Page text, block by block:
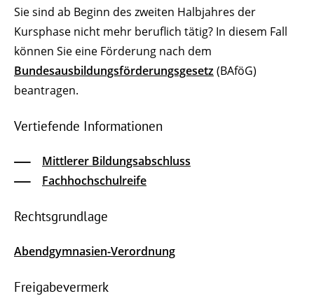
Sie sind ab Beginn des zweiten Halbjahres der
Kursphase nicht mehr beruflich tätig? In diesem Fall
können Sie eine Förderung nach dem
Bundesausbildungsförderungsgesetz(BAföG)
beantragen.
Vertiefende Informationen
Mittlerer Bildungsabschluss
Fachhochschulreife
Rechtsgrundlage
Abendgymnasien-Verordnung
Freigabevermerk